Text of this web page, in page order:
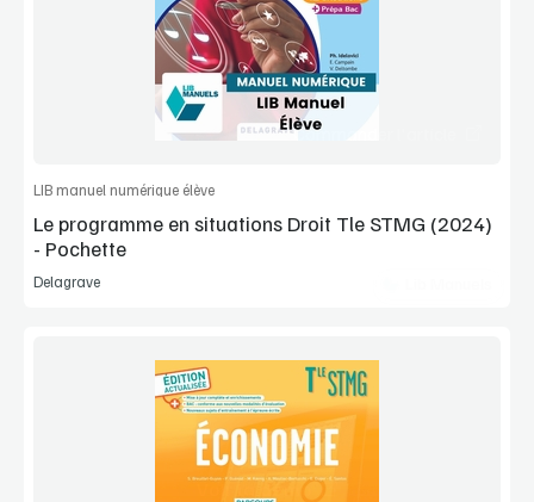
Extrait
Commander l'article
LIB manuel numérique élève
Le programme en situations Droit Tle STMG (2024)
- Pochette
Delagrave
Voir la démo